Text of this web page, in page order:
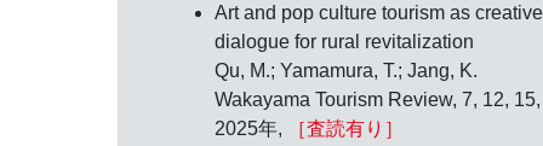
Art and pop culture tourism as creative
dialogue for rural revitalization
Qu, M.; Yamamura, T.; Jang, K.
Wakayama Tourism Review, 7, 12, 15,
2025年,
［査読有り］